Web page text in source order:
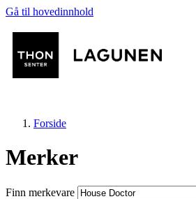
Gå til hovedinnhold
Butikker
Forside
Merker
Finn merkevare